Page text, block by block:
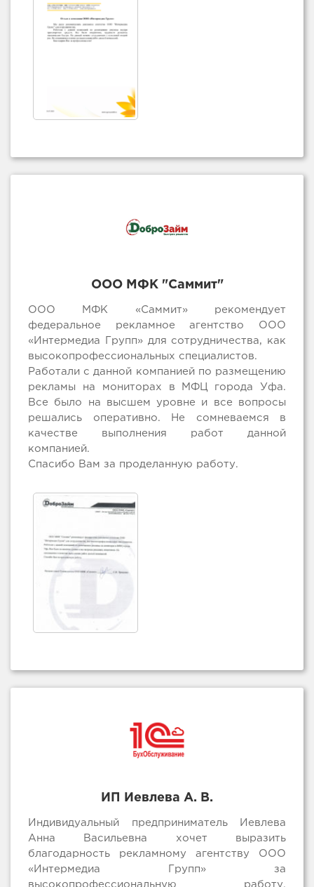
ООО МФК "Саммит"
ООО МФК «Саммит» рекомендует
федеральное рекламное агентство ООО
«Интермедиа Групп» для сотрудничества, как
высокопрофессиональных специалистов.
Работали с данной компанией по размещению
рекламы на мониторах в МФЦ города Уфа.
Все было на высшем уровне и все вопросы
решались оперативно. Не сомневаемся в
качестве выполнения работ данной
компанией.
Спасибо Вам за проделанную работу.
ИП Иевлева А. В.
Индивидуальный предприниматель Иевлева
Анна Васильевна хочет выразить
благодарность рекламному агентству ООО
«Интермедиа Групп» за
высокопрофессиональную работу.